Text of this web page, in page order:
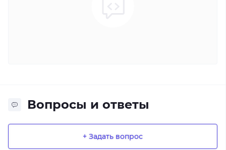
Вопросы и ответы
+ Задать вопрос